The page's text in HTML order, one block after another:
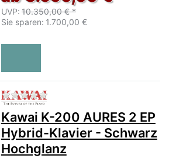
UVP: 10.350,00 € *
Sie sparen: 1.700,00 €
Zu diesem Produkt liegen
Kawai K-200 AURES 2 EP
Hybrid-Klavier - Schwarz
Hochglanz